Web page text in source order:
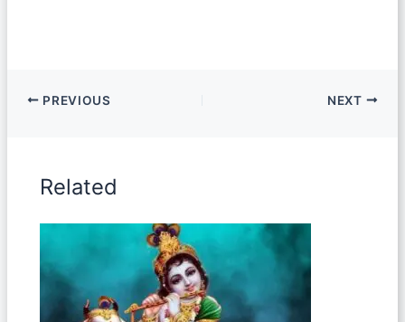
PREVIOUS NEXT
Related